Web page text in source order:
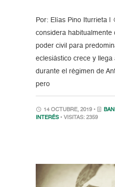
Por: Elías Pino Iturrieta |
considera habitualmente
poder civil para
eclesiástico crece y
durante el régimen de
pero
14 OCTUBRE, 2019 •
INTERÉS • VISITAS: 2359